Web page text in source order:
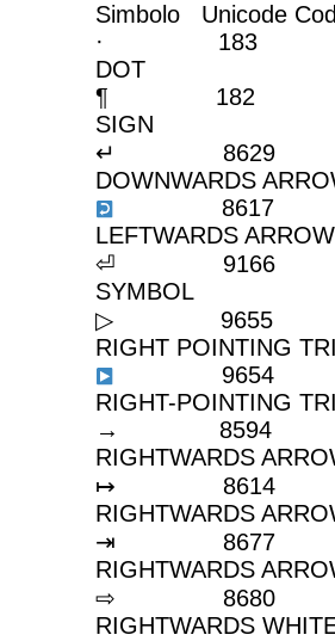
Simbolo Unicode
·
DOT
¶ 182
SIGN
↵
DOWNWARDS
LEFTWARDS
⏎
SYMBOL
▷
RIGHT POINTING
RIGHT-POINTING
→
RIGHTWARDS
↦
RIGHTWARDS
⇥
RIGHTWARDS
⇨
RIGHTWARDS